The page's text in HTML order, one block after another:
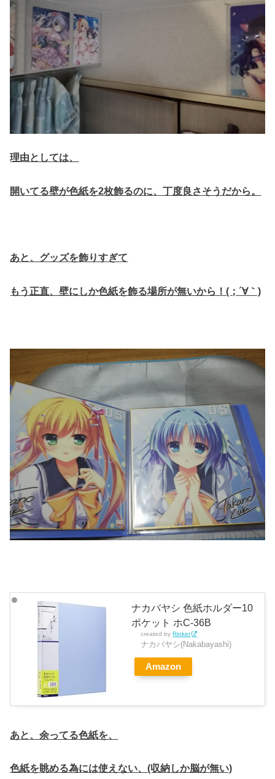
理由としては、
開いてる壁が色紙を2枚飾るのに、丁度良さそうだから。
あと、グッズを飾りすぎて
もう正直、壁にしか色紙を飾る場所が無いから！(；´∀｀)
ナカバヤシ 色紙ホルダー10
ポケット ホC-36B
created by Rinker
ナカバヤシ(Nakabayashi)
Amazon
あと、余ってる色紙を、
色紙を眺める為には使えない、(収納しか脳が無い)